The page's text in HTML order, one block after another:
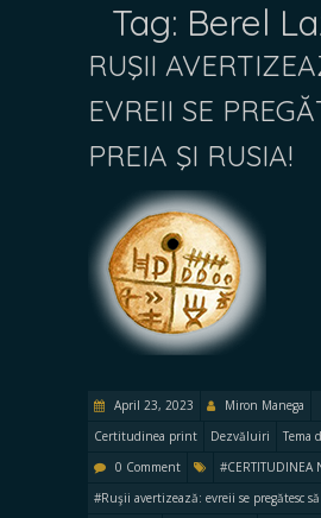
Tag: Berel
RUŞII
EVREII SE
PREIA ŞI RUSIA!
April 23, 2023 Miron Manega
Certitudinea print
Dezvăluiri
Tema
0 Comment
#CERTITUDINEA
#Ruşii avertizează: evreii se pregătesc